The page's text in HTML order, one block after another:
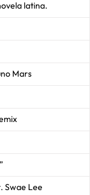
latina.
Mars
Swae Lee